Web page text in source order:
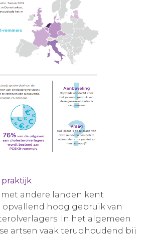
praktijk
andere landen kent
opvallend hoog gebruik van
In het algemeen
artsen vaak terughoudend bij